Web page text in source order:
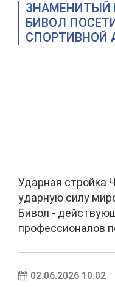
ЗНАМЕНИТЫЙ
БИВОЛ
СПОРТИВНОЙ
Ударная стройка
ударную силу
Бивол -
профессионалов
02.06.2026 10:02